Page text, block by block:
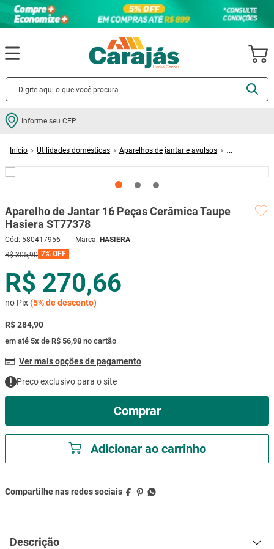
Informe seu CEP
Utilidades domésticas
Aparelhos de jantar e avulsos
Aparelho de Jantar 16 Peças Cerâmica Taupe
Hasiera ST77378
Cód: 580417956
HASIERA
R$ 305,90 7% OFF
R$ 270,66
no Pix(5%de desconto)
R$ 284,90
em até 5x de R$ 56,98 no cartão
Ver mais opções de pagamento
Preço exclusivo para o site
Comprar
Adicionar ao carrinho
Descrição
Termos mais buscados
2º porcelanato
5º porta
vaso sanitário
7º tinta
9 º mesa
10º ar condicionado